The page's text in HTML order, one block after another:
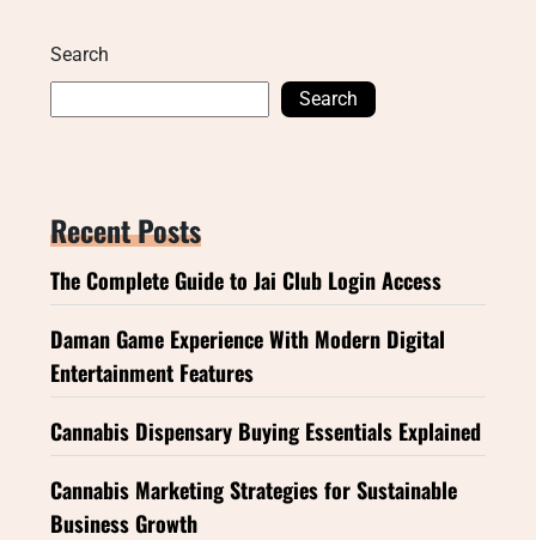
Search
Search
Recent Posts
The Complete Guide to Jai Club Login Access
Daman Game Experience With Modern Digital
Entertainment Features
Cannabis Dispensary Buying Essentials Explained
Cannabis Marketing Strategies for Sustainable
Business Growth